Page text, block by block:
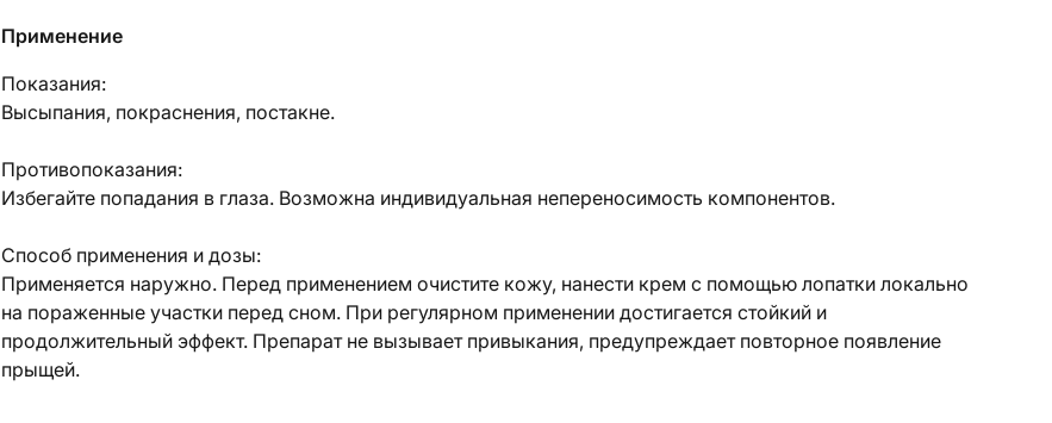
Применение
Показания:
Высыпания, покраснения, постакне.
Противопоказания:
Избегайте попадания в глаза. Возможна индивидуальная непереносимость компонентов.
Способ применения и дозы:
Применяется наружно. Перед применением очистите кожу, нанести крем с помощью лопатки локально
на пораженные участки перед сном. При регулярном применении достигается стойкий и
продолжительный эффект. Препарат не вызывает привыкания, предупреждает повторное появление
прыщей.